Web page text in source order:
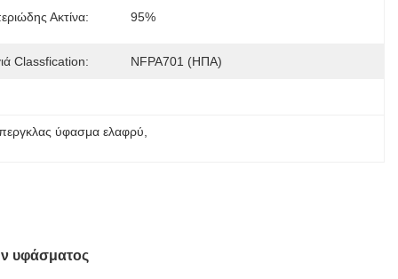
Ακτίνα: 95%
Classfication: NFPA701 (ΗΠΑ)
ύφασμα ελαφρύ
υφάσματος